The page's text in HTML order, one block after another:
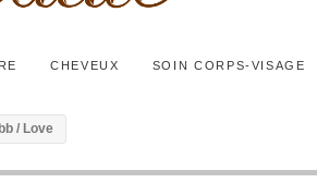
CHEVEUX SOIN CORPS-VISAGE
/ Love